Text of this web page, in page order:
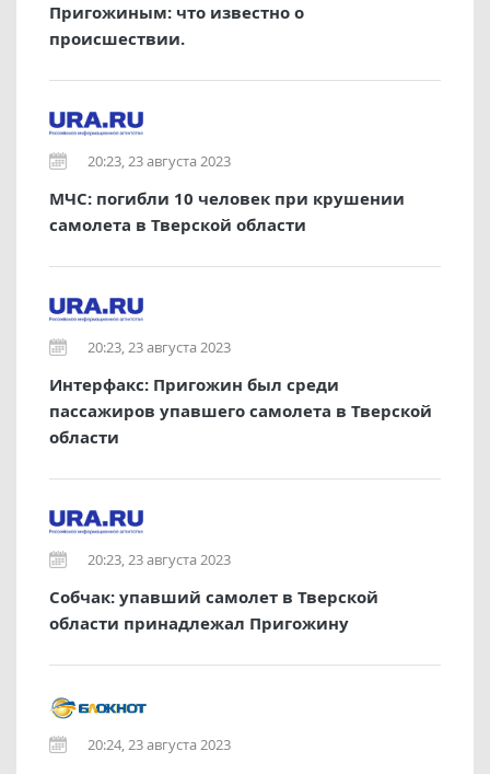
Пригожиным: что известно о
происшествии.
20:23, 23 августа 2023
МЧС: погибли 10 человек при крушении
самолета в Тверской области
20:23, 23 августа 2023
Интерфакс: Пригожин был среди
пассажиров упавшего самолета в Тверской
области
20:23, 23 августа 2023
Собчак: упавший самолет в Тверской
области принадлежал Пригожину
20:24, 23 августа 2023